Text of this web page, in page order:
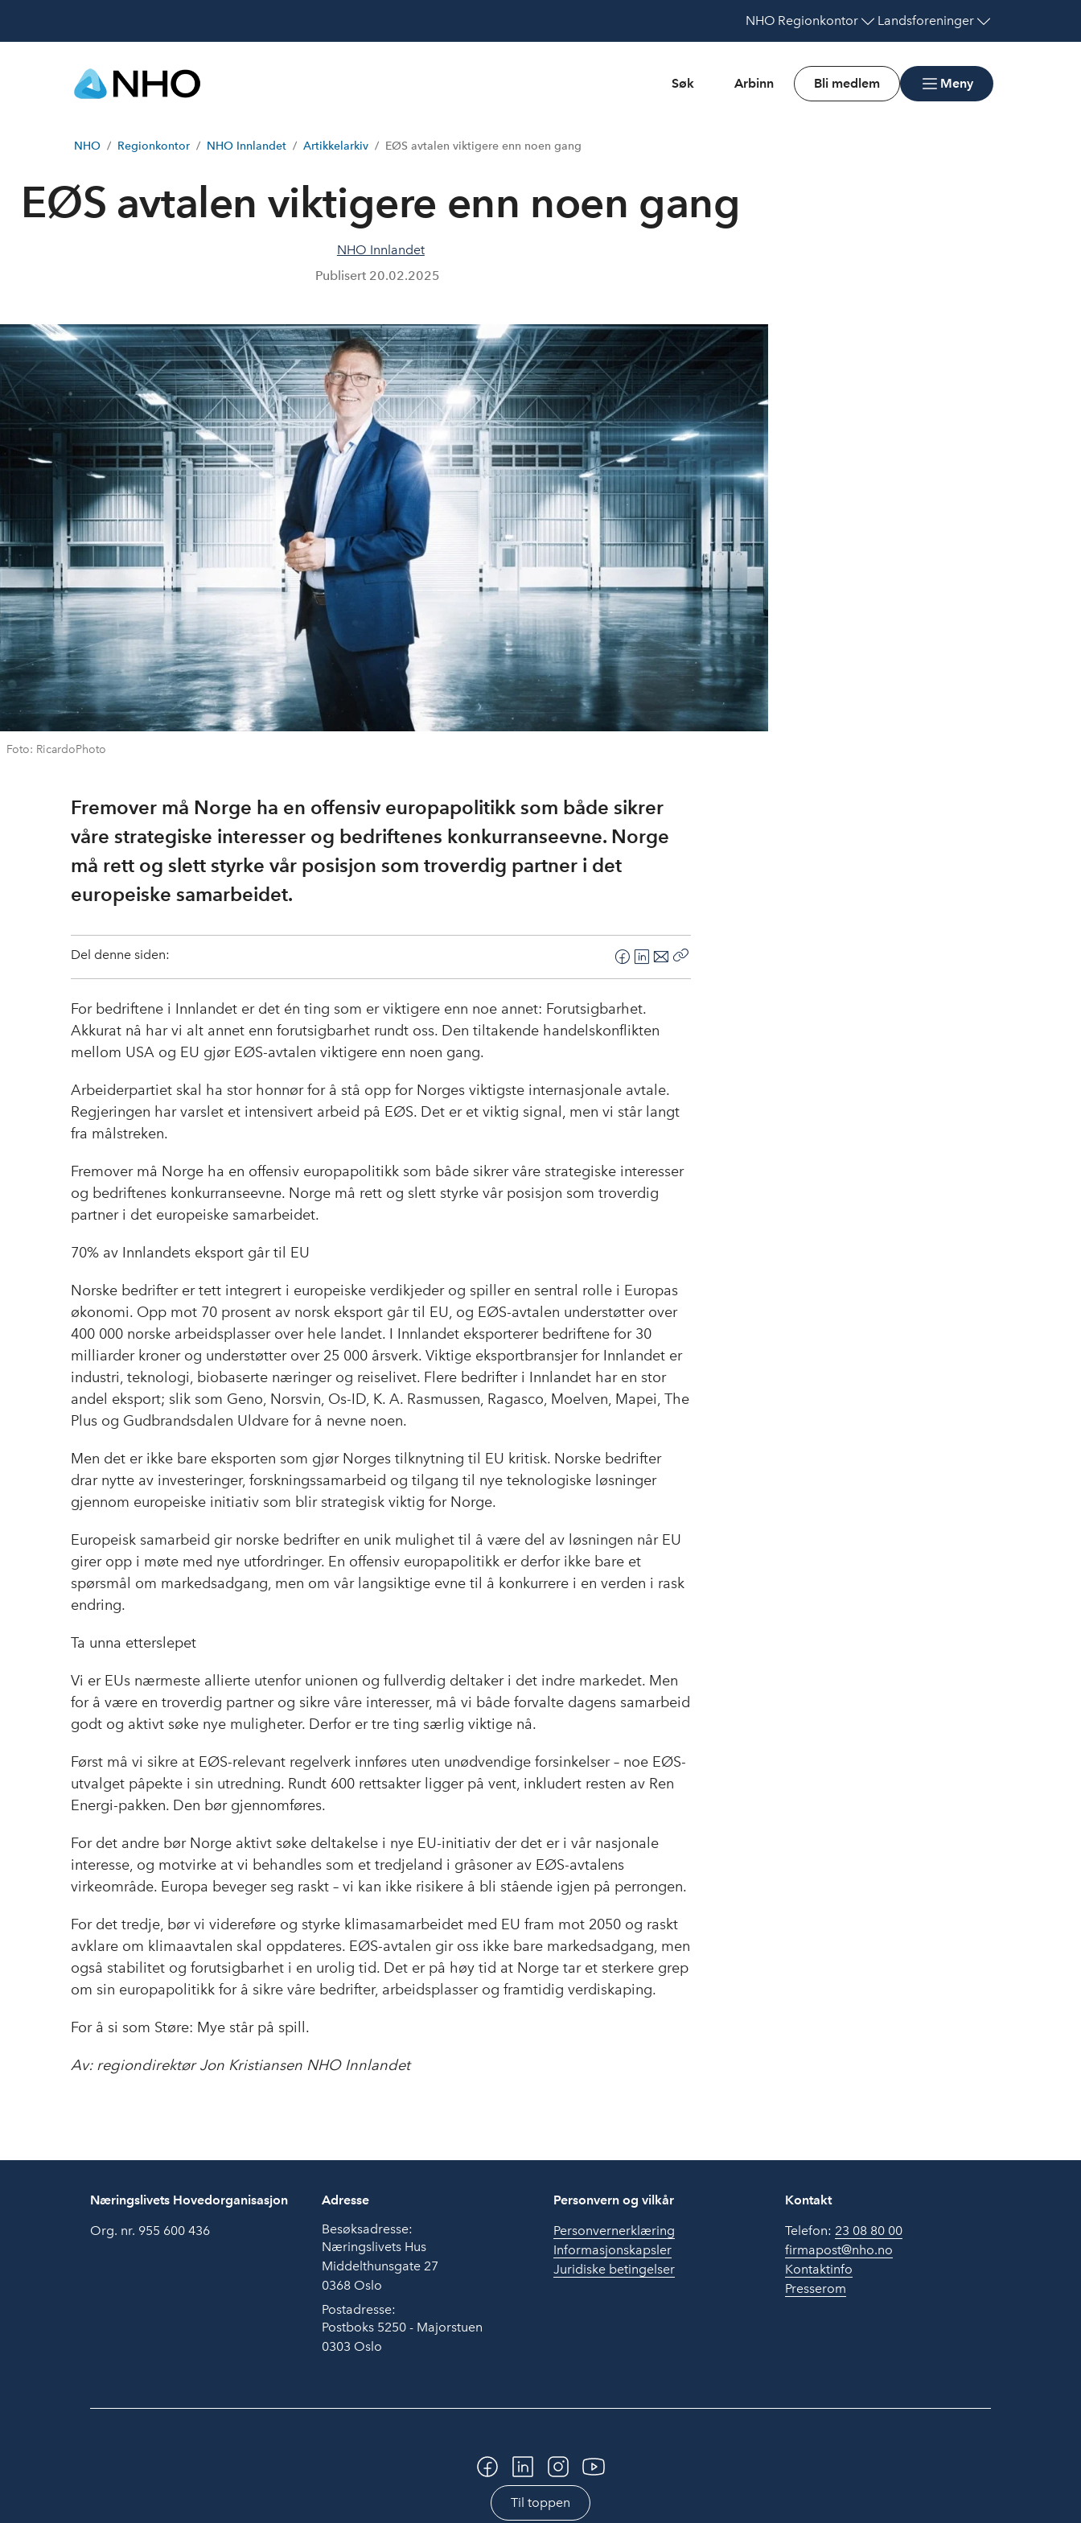
NHO Regionkontor Landsforeninger
Søk Arbinn Bli medlem Meny
NHO Regionkontor NHO Innlandet Artikkelarkiv EØS avtalen viktigere enn noen gang
EØS avtalen viktigere enn noen gang
NHO Innlandet
Publisert 20.02.2025
Foto: RicardoPhoto
Fremover må Norge ha en offensiv europapolitikk som både sikrer
våre strategiske interesser og bedriftenes konkurranseevne. Norge
må rett og slett styrke vår posisjon som troverdig partner i det
europeiske samarbeidet.
Del denne siden:
F
a
c
k
L
i
n
k
n
E
-
For bedriftene i Innlandet er det én ting som er viktigere enn noe annet: Forutsigbarhet.
Akkurat nå har vi alt annet enn forutsigbarhet rundt oss. Den tiltakende handelskonflikten
mellom USA og EU gjør EØS-avtalen viktigere enn noen gang.
Arbeiderpartiet skal ha stor honnør for å stå opp for Norges viktigste internasjonale avtale.
Regjeringen har varslet et intensivert arbeid på EØS. Det er et viktig signal, men vi står langt
fra målstreken.
Fremover må Norge ha en offensiv europapolitikk som både sikrer våre strategiske interesser
og bedriftenes konkurranseevne. Norge må rett og slett styrke vår posisjon som troverdig
partner i det europeiske samarbeidet.
70% av Innlandets eksport går til EU
Norske bedrifter er tett integrert i europeiske verdikjeder og spiller en sentral rolle i Europas
økonomi. Opp mot 70 prosent av norsk eksport går til EU, og EØS-avtalen understøtter over
400 000 norske arbeidsplasser over hele landet. I Innlandet eksporterer bedriftene for 30
milliarder kroner og understøtter over 25 000 årsverk. Viktige eksportbransjer for Innlandet er
industri, teknologi, biobaserte næringer og reiselivet. Flere bedrifter i Innlandet har en stor
andel eksport; slik som Geno, Norsvin, Os-ID, K. A. Rasmussen, Ragasco, Moelven, Mapei, The
Plus og Gudbrandsdalen Uldvare for å nevne noen.
Men det er ikke bare eksporten som gjør Norges tilknytning til EU kritisk. Norske bedrifter
drar nytte av investeringer, forskningssamarbeid og tilgang til nye teknologiske løsninger
gjennom europeiske initiativ som blir strategisk viktig for Norge.
Europeisk samarbeid gir norske bedrifter en unik mulighet til å være del av løsningen når EU
girer opp i møte med nye utfordringer. En offensiv europapolitikk er derfor ikke bare et
spørsmål om markedsadgang, men om vår langsiktige evne til å konkurrere i en verden i rask
endring.
Ta unna etterslepet
Vi er EUs nærmeste allierte utenfor unionen og fullverdig deltaker i det indre markedet. Men
for å være en troverdig partner og sikre våre interesser, må vi både forvalte dagens samarbeid
godt og aktivt søke nye muligheter. Derfor er tre ting særlig viktige nå.
Først må vi sikre at EØS-relevant regelverk innføres uten unødvendige forsinkelser – noe EØS-
utvalget påpekte i sin utredning. Rundt 600 rettsakter ligger på vent, inkludert resten av Ren
Energi-pakken. Den bør gjennomføres.
For det andre bør Norge aktivt søke deltakelse i nye EU-initiativ der det er i vår nasjonale
interesse, og motvirke at vi behandles som et tredjeland i gråsoner av EØS-avtalens
virkeområde. Europa beveger seg raskt – vi kan ikke risikere å bli stående igjen på perrongen.
For det tredje, bør vi videreføre og styrke klimasamarbeidet med EU fram mot 2050 og raskt
avklare om klimaavtalen skal oppdateres. EØS-avtalen gir oss ikke bare markedsadgang, men
også stabilitet og forutsigbarhet i en urolig tid. Det er på høy tid at Norge tar et sterkere grep
om sin europapolitikk for å sikre våre bedrifter, arbeidsplasser og framtidig verdiskaping.
For å si som Støre: Mye står på spill.
Av: regiondirektør Jon Kristiansen NHO Innlandet
Næringslivets Hovedorganisasjon
Org. nr. 955 600 436
Adresse
Besøksadresse:
Næringslivets Hus
Middelthunsgate 27
0368 Oslo
Postadresse:
Postboks 5250 - Majorstuen
0303 Oslo
Personvern og vilkår
Personvernerklæring
Informasjonskapsler
Juridiske betingelser
Kontakt
Telefon: 23 08 80 00
firmapost@nho.no
Kontaktinfo
Presserom
Til toppen